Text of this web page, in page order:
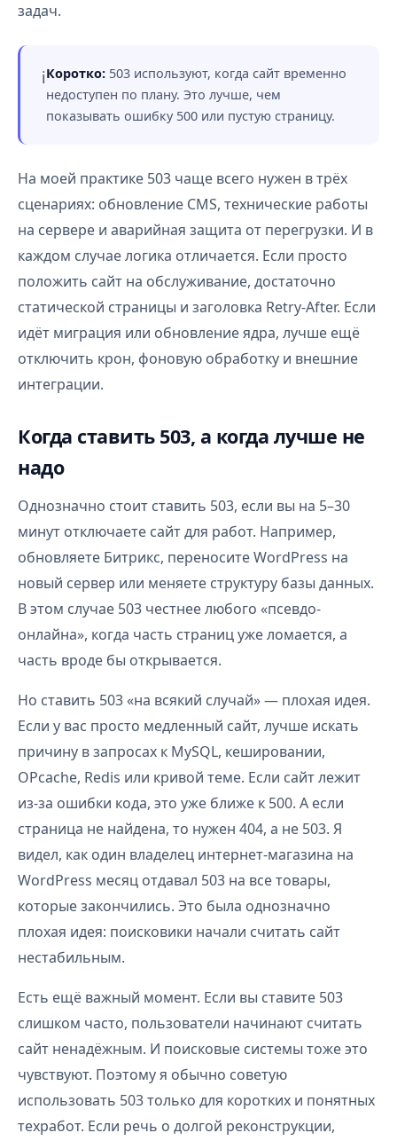
задач.
ℹ️Коротко: 503 используют, когда сайт временно
недоступен по плану. Это лучше, чем
показывать ошибку 500 или пустую страницу.
На моей практике 503 чаще всего нужен в трёх
сценариях: обновление CMS, технические работы
на сервере и аварийная защита от перегрузки. И в
каждом случае логика отличается. Если просто
положить сайт на обслуживание, достаточно
статической страницы и заголовка Retry-After. Если
идёт миграция или обновление ядра, лучше ещё
отключить крон, фоновую обработку и внешние
интеграции.
Когда ставить 503, а когда лучше не
надо
Однозначно стоит ставить 503, если вы на 5–30
минут отключаете сайт для работ. Например,
обновляете Битрикс, переносите WordPress на
новый сервер или меняете структуру базы данных.
В этом случае 503 честнее любого «псевдо-
онлайна», когда часть страниц уже ломается, а
часть вроде бы открывается.
Но ставить 503 «на всякий случай» — плохая идея.
Если у вас просто медленный сайт, лучше искать
причину в запросах к MySQL, кешировании,
OPcache, Redis или кривой теме. Если сайт лежит
из-за ошибки кода, это уже ближе к 500. А если
страница не найдена, то нужен 404, а не 503. Я
видел, как один владелец интернет-магазина на
WordPress месяц отдавал 503 на все товары,
которые закончились. Это была однозначно
плохая идея: поисковики начали считать сайт
нестабильным.
Есть ещё важный момент. Если вы ставите 503
слишком часто, пользователи начинают считать
сайт ненадёжным. И поисковые системы тоже это
чувствуют. Поэтому я обычно советую
использовать 503 только для коротких и понятных
техработ. Если речь о долгой реконструкции,